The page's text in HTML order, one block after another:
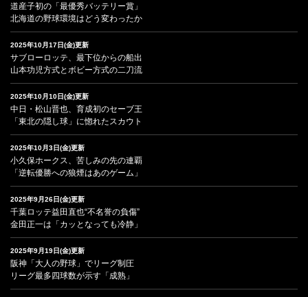
道産子初の「最優秀バッテリー賞」
北海道の野球環境はどう変わったか
2025年10月17日(金)更新
サブローロッテ、最下位からの船出
山本功児方式とボビー方式の二刀流
2025年10月10日(金)更新
中日・松山晋也、育成初のセーブ王
「東北の隠し球」に惚れたスカウト
2025年10月3日(金)更新
小久保ホークス、苦しみの先の連覇
「逆転優勝への狼煙はあのゲーム」
2025年9月26日(金)更新
千葉ロッテ益田直也“不名誉の負傷”
金田正一は「カッとなっても冷静」
2025年9月19日(金)更新
阪神「大人の野球」でリーグ制圧
リーグ最多四球数が示す「成熟」